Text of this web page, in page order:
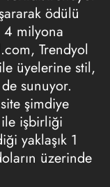
ödülü
4 milyona
Trendyol
üyelerine stil,
sunuyor.
şimdiye
işbirliği
yaklaşık 1
üzerinde